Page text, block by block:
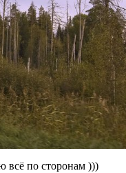
всё по сторонам )))